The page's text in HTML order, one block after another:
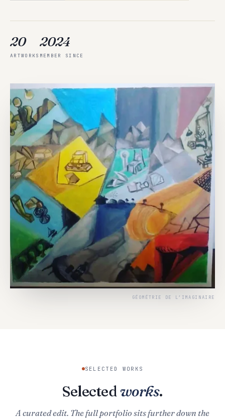
20
ARTWORKS
2024
MEMBER SINCE
GÉOMÉTRIE DE L’IMAGINAIRE
SELECTED WORKS
Selectedworks.
A curated edit. The full portfolio sits further down the